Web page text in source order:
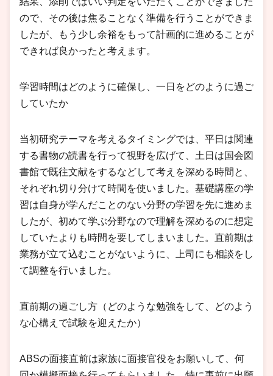
ので、その後は焦ることなく準備を行うことができま
したが、もう少し余裕をもって計画的に進めることが
できれば良かったと考えます。
学習時間はどのように確保し、一日をどのように過ご
していたか
当初研究テーマを考えるタイミングでは、平日は関連
する書物の読書を行って視野を広げて、土日は国会図
書館で既往文献をするなどして考えを深める時間と、
それぞれ切り分けて時間を使いました。基礎講座の学
習は自身が学んだことのない分野の学習を先に進めま
したが、初めて学ぶ分野なので理解を深めるのに想定
していたよりも時間を要してしまいました。直前期は
業務が立て込むことがないように、上司にも相談をし
て調整を行いました。
直前期の過ごし方（どのような勉強をして、どのよう
な心構えで試験を迎えたか）
ABSの面接直前は家族に面接官役をお願いして、何